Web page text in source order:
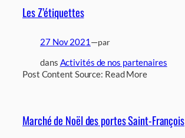
Les Z’étiquettes
27 Nov 2021 —par
dans Activités de nos partenaires
Post Content Source: Read More
Marché de Noël des portes Saint-François